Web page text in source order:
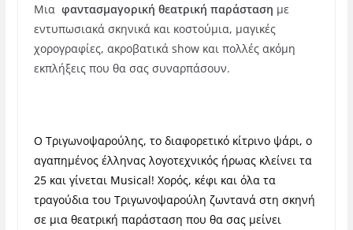
Μια φαντασμαγορική θεατρική παράσταση με
εντυπωσιακά σκηνικά και κοστούμια, μαγικές
χορογραφίες, ακροβατικά show και πολλές ακόμη
εκπλήξεις που θα σας συναρπάσουν.
Ο Τριγωνοψαρούλης, το διαφορετικό κίτρινο ψάρι, ο
αγαπημένος έλληνας λογοτεχνικός ήρωας κλείνει τα
25 και γίνεται Musical! Χορός, κέφι και όλα τα
τραγούδια του Τριγωνοψαρούλη ζωντανά στη σκηνή
σε μια θεατρική παράσταση που θα σας μείνει